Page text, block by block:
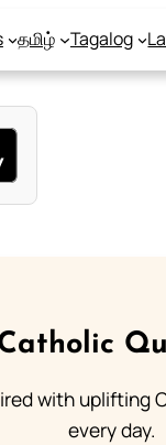
தமிழ் Tagalog
with uplifting
every day.